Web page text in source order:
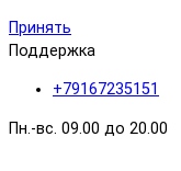
Принять
Поддержка
+79167235151
Пн.-вс. 09.00 до 20.00